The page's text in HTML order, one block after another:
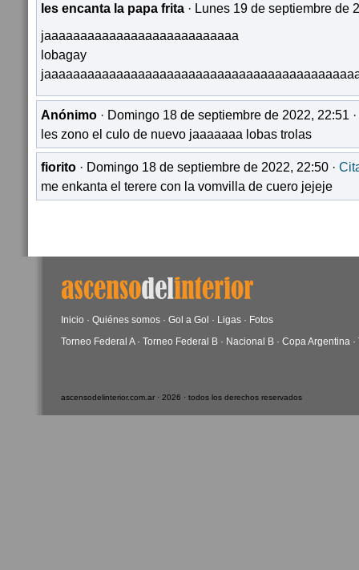
les encanta la papa frita · Lunes 19 de septiembre de
jaaaaaaaaaaaaaaaaaaaaaaaaaaa
lobagay
Anónimo · Domingo 18 de septiembre de 2022, 22:51 ·
les zono el culo de nuevo jaaaaaaa lobas trolas
fiorito · Domingo 18 de septiembre de 2022, 22:50 ·
me enkanta el terere con la vomvilla de cuero jejeje
Inicio · Quiénes somos · Gol a Gol · Ligas · Fotos
Torneo Federal A· Torneo Federal B · Nacional B · Copa Argentina ·
ascensodelinterior.com.ar · 2026 · todos los derechos reservados